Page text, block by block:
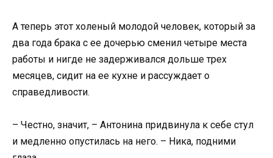
А теперь этот холеный молодой человек, который за
два года брака с ее дочерью сменил четыре места
работы и нигде не задерживался дольше трех
месяцев, сидит на ее кухне и рассуждает о
справедливости.
– Честно, значит, – Антонина придвинула к себе стул
и медленно опустилась на него. – Ника, подними